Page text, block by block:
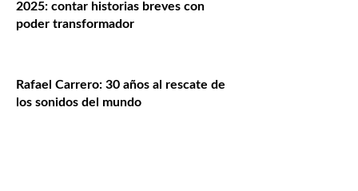
2025: contar historias breves con
poder transformador
Rafael Carrero: 30 años al rescate de
los sonidos del mundo